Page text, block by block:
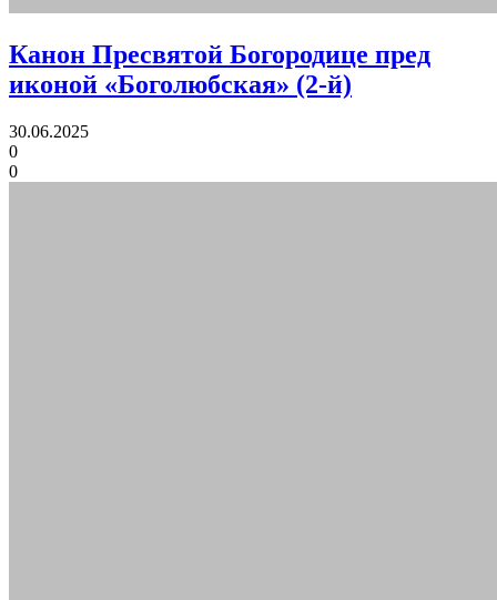
Канон Пресвятой Богородице пред
иконой «Боголюбская» (2-й)
30.06.2025
0
0